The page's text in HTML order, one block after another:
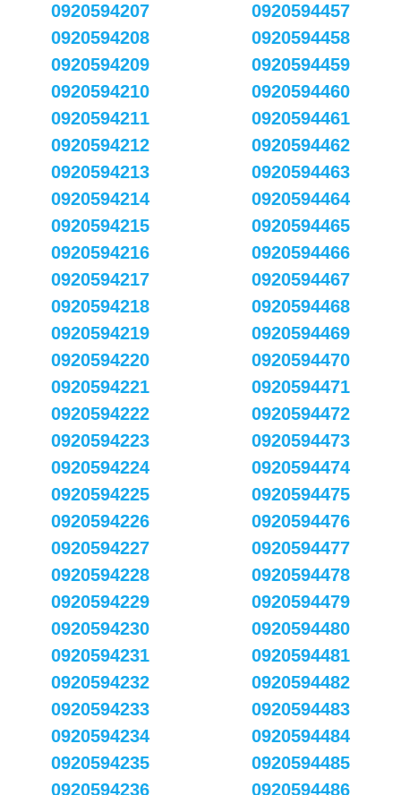
0920594207
0920594208
0920594209
0920594210
0920594211
0920594212
0920594213
0920594214
0920594215
0920594216
0920594217
0920594218
0920594219
0920594220
0920594221
0920594222
0920594223
0920594224
0920594225
0920594226
0920594227
0920594228
0920594229
0920594230
0920594231
0920594232
0920594233
0920594234
0920594235
0920594236
0920594457
0920594458
0920594459
0920594460
0920594461
0920594462
0920594463
0920594464
0920594465
0920594466
0920594467
0920594468
0920594469
0920594470
0920594471
0920594472
0920594473
0920594474
0920594475
0920594476
0920594477
0920594478
0920594479
0920594480
0920594481
0920594482
0920594483
0920594484
0920594485
0920594486